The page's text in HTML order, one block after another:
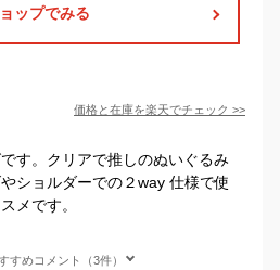
ップでみる
価格と在庫を楽天でチェック >>
す。クリアで推しのぬいぐるみ
ショルダーでの２way 仕様で使
メです。
すめコメント（3件）